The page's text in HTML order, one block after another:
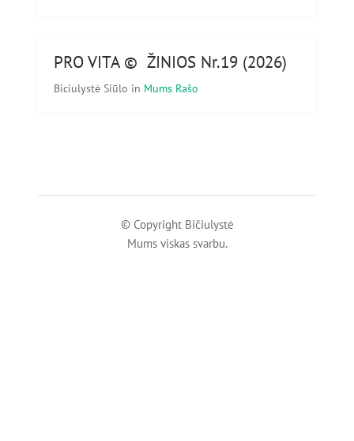
PRO VITA © ŽINIOS Nr.19 (2026)
Biciulystė Siūlo in Mums Rašo
© Copyright Bičiulystė
Mums viskas svarbu.